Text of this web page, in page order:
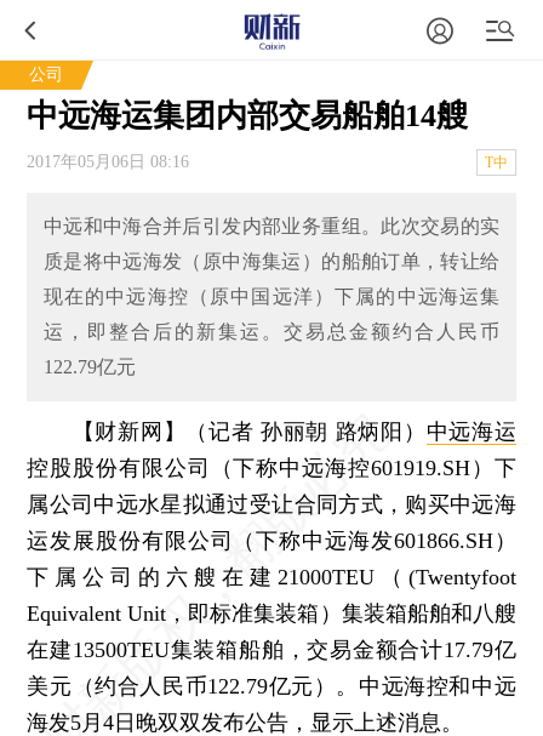
公司
中远海运集团内部交易船舶14艘
2017年05月06日 08:16 T中
中远和中海合并后引发内部业务重组。此次交易的实
质是将中远海发（原中海集运）的船舶订单，转让给
现在的中远海控（原中国远洋）下属的中远海运集
运，即整合后的新集运。交易总金额约合人民币
122.79亿元
【财新网】（记者 孙丽朝 路炳阳） 中远海运
控股股份有限公司（下称中远海控601919.SH）下
属公司中远水星拟通过受让合同方式，购买中远海
运发展股份有限公司（下称中远海发601866.SH）
下属公司的六艘在建21000TEU（(Twentyfoot
Equivalent Unit，即标准集装箱）集装箱船舶和八艘
在建13500TEU集装箱船舶，交易金额合计17.79亿
美元（约合人民币122.79亿元）。中远海控和中远
海发5月4日晚双双发布公告，显示上述消息。